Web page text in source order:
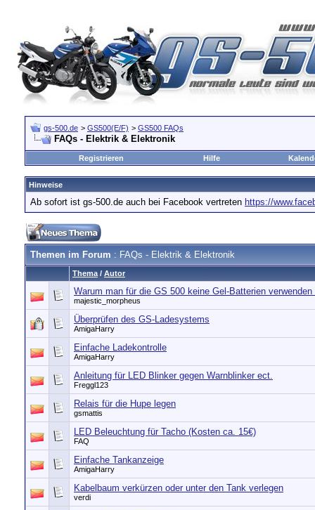
gs-500.de > GS500(E/F) > GS500 FAQs
FAQs - Elektrik & Elektronik
Registrieren Hilfe
Hinweise
Ab sofort ist gs-500.de auch bei Facebook vertreten https://
Themen im Forum : FAQs - Elektrik & Elektronik
Thema / Autor
Warum man für die GS 500 keine Gel-Batterien verwenden
majestic_morpheus
Überprüfen des GS-Ladesystems
AmigaHarry
Einfache Ladekontrolle
AmigaHarry
Anleitung für LED Blinker gegen Warnblinker ect.
Freggl123
Relais für die Hupe legen
gsmattis
LED Beleuchtung für Tacho (Kosten ca. 15€)
FAQ
Einfache Tankanzeige
AmigaHarry
Kabelbaum verkürzen oder unter den Tank verlegen
verdi